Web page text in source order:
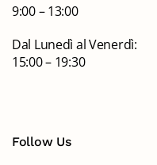
9:00 – 13:00
Dal Lunedì al Venerdì:
15:00 – 19:30
Follow Us